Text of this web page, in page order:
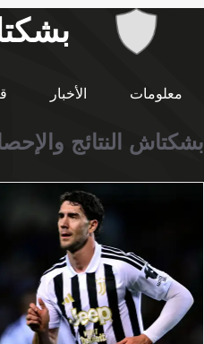
معلومات الأخبار
بشكتاش النتائج